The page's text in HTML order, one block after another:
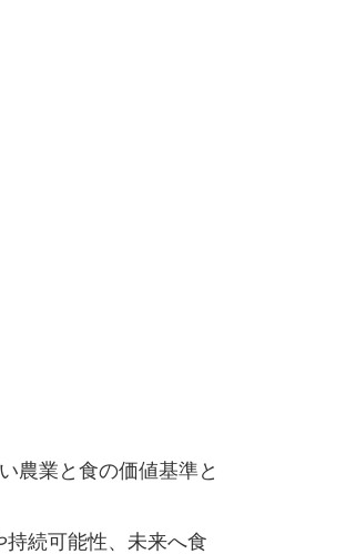
農業と食の価値基準と
続可能性、未来へ食